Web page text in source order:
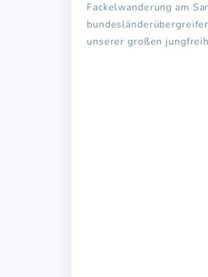
Fackelwanderung am
unserer großen